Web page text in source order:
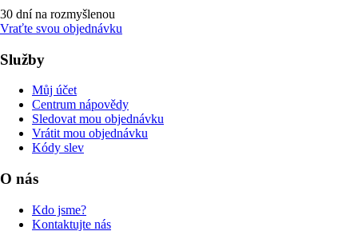
30 dní na rozmyšlenou
Vraťte svou objednávku
Služby
Můj účet
Centrum nápovědy
Sledovat mou objednávku
Vrátit mou objednávku
Kódy slev
O nás
Kdo jsme?
Kontaktujte nás